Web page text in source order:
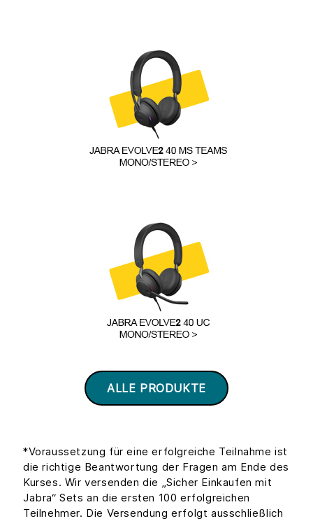
ALLE PRODUKTE
*Voraussetzung für eine erfolgreiche Teilnahme ist
die richtige Beantwortung der Fragen am Ende des
Kurses. Wir versenden die „Sicher Einkaufen mit
Jabra“ Sets an die ersten 100 erfolgreichen
Teilnehmer. Die Versendung erfolgt ausschließlich